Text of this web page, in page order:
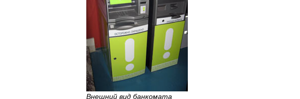
Внешний вид банкомата